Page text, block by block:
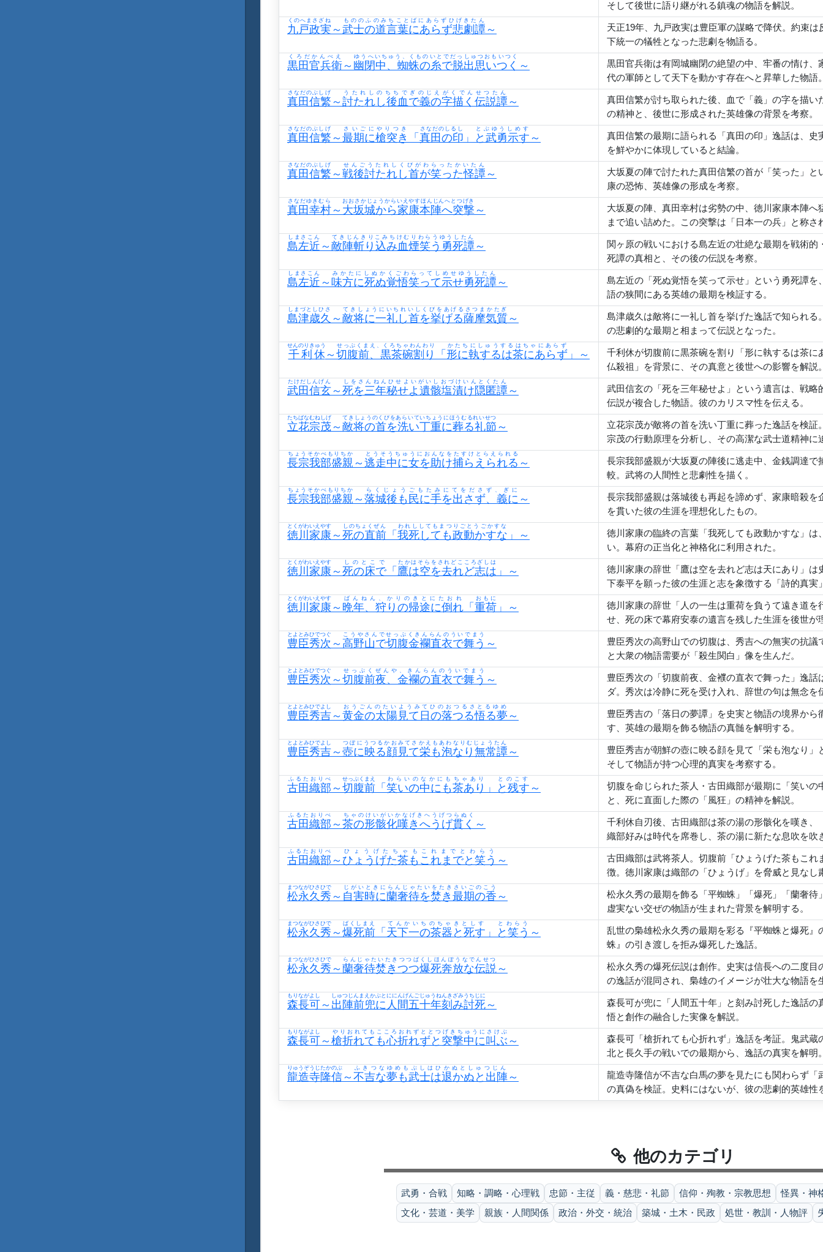
そして後世に語り継がれる鎮魂の物語を解説。
九戸政実
くのへまさざね
～ 武士の道言葉にあらず悲劇譚
もののふのみちことばにあらずひげきたん
～
天正19年、九戸政実は豊臣軍の謀略で降伏。約束
下統一の犠牲となった悲劇を物語る。
黒田官兵衛
くろだかんべえ
～ 幽閉中、蜘蛛の糸で脱出思いつく
ゆうへいちゅう、くものいとでだっしゅつおもいつく
～
黒田官兵衛は有岡城幽閉の絶望の中、牢番の情け
代の軍師として天下を動かす存在へと昇華した物語
真田信繁
さなだのぶしげ
～ 討たれし後血で義の字描く伝説譚
うたれしのちちでぎのじえがくでんせつたん
～
真田信繁が討ち取られた後、血で「義」の字を描
の精神と、後世に形成された英雄像の背景を考察。
真田信繁
さなだのぶしげ
～ 最期に槍突き
さいごにやりつき
「 真田の印
さなだのしるし
」 と武勇示す
とぶゆうしめす
～
真田信繁の最期に語られる「真田の印」逸話は、
を鮮やかに体現していると結論。
真田信繁
さなだのぶしげ
～ 戦後討たれし首が笑った怪譚
せんごうたれしくびがわらったかいたん
～
大坂夏の陣で討たれた真田信繁の首が「笑った」
康の恐怖、英雄像の形成を考察。
真田幸村
さなだゆきむら
～ 大坂城から家康本陣へ突撃
おおさかじょうからいえやすほんじんへとつげき
～
大坂夏の陣、真田幸村は劣勢の中、徳川家康本陣
まで追い詰めた。この突撃は「日本一の兵」と称さ
島左近
しまさこん
～ 敵陣斬り込み血煙笑う勇死譚
てきじんきりこみちけむりわらうゆうしたん
～
関ヶ原の戦いにおける島左近の壮絶な最期を戦術
死譚の真相と、その後の伝説を考察。
島左近
しまさこん
～ 味方に死ぬ覚悟笑って示せ勇死譚
みかたにしぬかくごわらってしめせゆうしたん
～
島左近の「死ぬ覚悟を笑って示せ」という勇死譚
語の狭間にある英雄の最期を検証する。
島津歳久
しまづとしひさ
～ 敵将に一礼し首を挙げる薩摩気質
てきしょうにいちれいしくびをあげるさつまかたぎ
～
島津歳久は敵将に一礼し首を挙げた逸話で知られ
の悲劇的な最期と相まって伝説となった。
千利休
せんのりきゅう
～ 切腹前、黒茶碗割り
せっぷくまえ、くろちゃわんわり
「 形に執するは茶にあらず
かたちにしゅうするはちゃにあらず
」～
千利休が切腹前に黒茶碗を割り「形に執するは茶
仏殺祖」を背景に、その真意と後世への影響を解説
武田信玄
たけだしんげん
～ 死を三年秘せよ遺骸塩漬け隠匿譚
しをさんねんひせよいがいしおづけいんとくたん
～
武田信玄の「死を三年秘せよ」という遺言は、戦
伝説が複合した物語。彼のカリスマ性を伝える。
立花宗茂
たちばなむねしげ
～ 敵将の首を洗い丁重に葬る礼節
てきしょうのくびをあらいていちょうにほうむるれいせつ
～
立花宗茂が敵将の首を洗い丁重に葬った逸話を検
宗茂の行動原理を分析し、その高潔な武士道精神に
長宗我部盛親
ちょうそかべもりちか
～ 逃走中に女を助け捕らえられる
とうそうちゅうにおんなをたすけとらえられる
～
長宗我部盛親が大坂夏の陣後に逃走中、金銭調達
較。武将の人間性と悲劇性を描く。
長宗我部盛親
ちょうそかべもりちか
～ 落城後も民に手を出さず、義に
らくじょうごもたみにてをださず、ぎに
～
長宗我部盛親は落城後も再起を諦めず、家康暗殺
を貫いた彼の生涯を理想化したもの。
徳川家康
とくがわいえやす
～ 死の直前
しのちょくぜん
「 我死しても政動かすな
われししてもまつりごとうごかすな
」～
徳川家康の臨終の言葉「我死しても政動かすな」
い。幕府の正当化と神格化に利用された。
徳川家康
とくがわいえやす
～ 死の床で
しのとこで
「 鷹は空を去れど志は
たかはそらをされどこころざしは
」～
徳川家康の辞世「鷹は空を去れど志は天にあり」
下泰平を願った彼の生涯と志を象徴する「詩的真実
徳川家康
とくがわいえやす
～ 晩年、狩りの帰途に倒れ
ばんねん、かりのきとにたおれ
「 重荷
おもに
」～
徳川家康の辞世「人の一生は重荷を負うて遠き道
せ、死の床で幕府安泰の遺言を残した生涯を後世が
豊臣秀次
とよとみひでつぐ
～ 高野山で切腹金襴直衣で舞う
こうやさんでせっぷくきんらんのういでまう
～
豊臣秀次の高野山での切腹は、秀吉への無実の抗
と大衆の物語需要が「殺生関白」像を生んだ。
豊臣秀次
とよとみひでつぐ
～ 切腹前夜、金襴の直衣で舞う
せっぷくぜんや、きんらんのういでまう
～
豊臣秀次の「切腹前夜、金襥の直衣で舞った」逸
ダ。秀次は冷静に死を受け入れ、辞世の句は無念を
豊臣秀吉
とよとみひでよし
～ 黄金の太陽見て日の落つる悟る夢
おうごんのたいようみてひのおつるさとるゆめ
～
豊臣秀吉の「落日の夢譚」を史実と物語の境界か
す、英雄の最期を飾る物語の真髄を解明する。
豊臣秀吉
とよとみひでよし
～ 壺に映る顔見て栄も泡なり無常譚
つぼにうつるかおみてさかえもあわなりむじょうたん
～
豊臣秀吉が朝鮮の壺に映る顔を見て「栄も泡なり
そして物語が持つ心理的真実を考察する。
古田織部
ふるたおりべ
～ 切腹前
せっぷくまえ
「 笑いの中にも茶あり
わらいのなかにもちゃあり
」 と残す
とのこす
～
切腹を命じられた茶人・古田織部が最期に「笑い
と、死に直面した際の「風狂」の精神を解説。
古田織部
ふるたおりべ
～ 茶の形骸化嘆きへうげ貫く
ちゃのけいがいかなげきへうげつらぬく
～
千利休自刃後、古田織部は茶の湯の形骸化を嘆き
織部好みは時代を席巻し、茶の湯に新たな息吹を吹
古田織部
ふるたおりべ
～ ひょうげた茶もこれまでと笑う
ひょうげたちゃもこれまでとわらう
～
古田織部は武将茶人。切腹前「ひょうげた茶もこ
徴。徳川家康は織部の「ひょうげ」を脅威と見なし
松永久秀
まつながひさひで
～ 自害時に蘭奢待を焚き最期の香
じがいときにらんじゃたいをたきさいごのこう
～
松永久秀の最期を飾る「平蜘蛛」「爆死」「蘭奢
虚実ない交ぜの物語が生まれた背景を解明する。
松永久秀
まつながひさひで
～ 爆死前
ばくしまえ
「 天下一の茶器と死す
てんかいちのちゃきとしす
」 と笑う
とわらう
～
乱世の梟雄松永久秀の最期を彩る『平蜘蛛と爆死
蛛』の引き渡しを拒み爆死した逸話。
松永久秀
まつながひさひで
～ 蘭奢待焚きつつ爆死奔放な伝説
らんじゃたいたきつつばくしほんぽうなでんせつ
～
松永久秀の爆死伝説は創作。史実は信長への二度
の逸話が混同され、梟雄のイメージが壮大な物語を
森長可
もりながよし
～ 出陣前兜に人間五十年刻み討死
しゅつじんまえかぶとににんげんごじゅうねんきざみうちじに
～
森長可が兜に「人間五十年」と刻み討死した逸話
悟と創作の融合した実像を解説。
森長可
もりながよし
～ 槍折れても心折れずと突撃中に叫ぶ
やりおれてもこころおれずととつげきちゅうにさけぶ
～
森長可「槍折れても心折れず」逸話を考証。鬼武
北と長久手の戦いでの最期から、逸話の真実を解明
龍造寺隆信
りゅうぞうじたかのぶ
～ 不吉な夢も武士は退かぬと出陣
ふきつなゆめもぶしはひかぬとしゅつじん
～
龍造寺隆信が不吉な白馬の夢を見たにも関わらず
の真偽を検証。史料にはないが、彼の悲劇的英雄性
他のカテゴリ
武勇・合戦 知略・調略・心理戦 忠節・主従 義・慈悲・礼節 信仰・殉教・宗教思想
怪異・神
文化・芸道・美学
親族・人間関係 政治・外交・統治 築城・土木・民政 処世・教訓・人物評